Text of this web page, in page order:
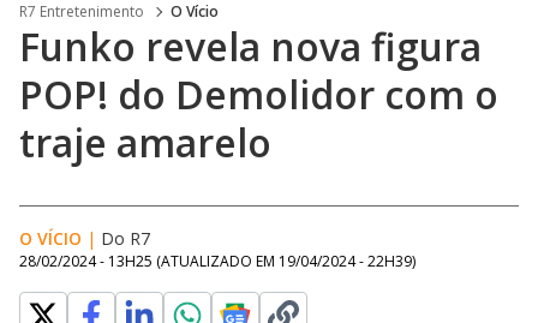
R7 Entretenimento O Vício
Funko revela nova figura
POP! do Demolidor com o
traje amarelo
O VÍCIO | Do R7
28/02/2024 - 13H25 (ATUALIZADO EM 19/04/2024 - 22H39)